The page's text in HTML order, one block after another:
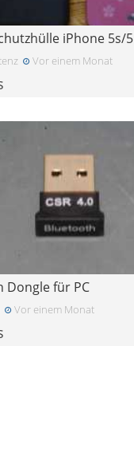
iPhone 5s/5
Vor einem Monat
Dongle für PC
Vor einem Monat